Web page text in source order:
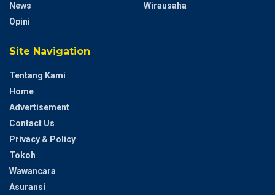
News
Opini
Wirausaha
Site Navigation
Tentang Kami
Home
Advertisement
Contact Us
Privacy & Policy
Tokoh
Wawancara
Asuransi